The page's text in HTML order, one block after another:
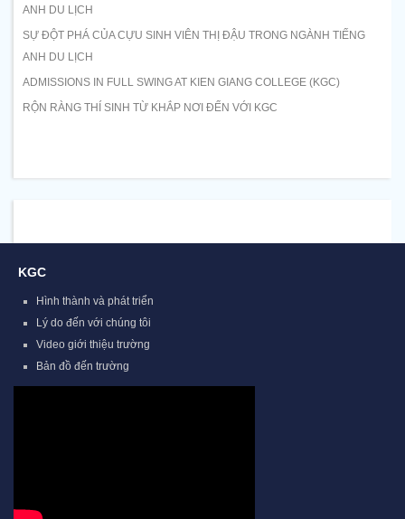
ANH DU LỊCH
SỰ ĐỘT PHÁ CỦA CỰU SINH VIÊN THỊ ĐẬU TRONG NGÀNH TIẾNG
ANH DU LỊCH
ADMISSIONS IN FULL SWING AT KIEN GIANG COLLEGE (KGC)
RỘN RÀNG THÍ SINH TỪ KHẮP NƠI ĐẾN VỚI KGC
KGC
Hình thành và phát triển
Lý do đến với chúng tôi
Video giới thiệu trường
Bản đồ đến trường